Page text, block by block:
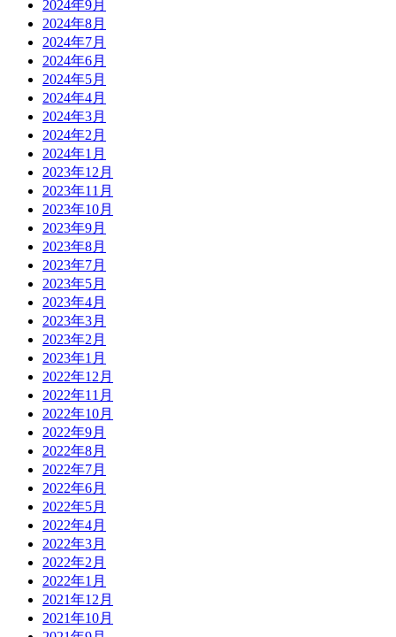
2024年9月
2024年8月
2024年7月
2024年6月
2024年5月
2024年4月
2024年3月
2024年2月
2024年1月
2023年12月
2023年11月
2023年10月
2023年9月
2023年8月
2023年7月
2023年5月
2023年4月
2023年3月
2023年2月
2023年1月
2022年12月
2022年11月
2022年10月
2022年9月
2022年8月
2022年7月
2022年6月
2022年5月
2022年4月
2022年3月
2022年2月
2022年1月
2021年12月
2021年10月